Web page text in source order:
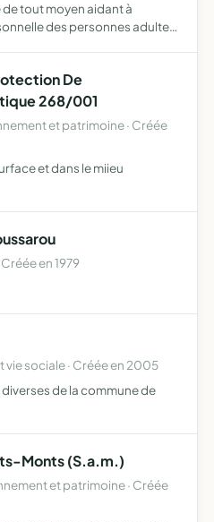
tout moyen aidant à
des personnes adultes
De
268/001
et patrimoine · Créée
et dans le miieu
en 1979
vie sociale · Créée en 2005
de la commune de
Monts (S.a.m.)
et patrimoine · Créée